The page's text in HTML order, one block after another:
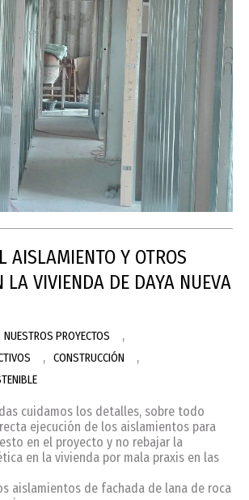
AISLAMIENTO Y OTROS
LA VIVIENDA DE DAYA NUEVA
NUESTROS PROYECTOS ,
, CONSTRUCCIÓN ,
cuidamos los detalles, sobre todo
ejecución de los aislamientos para
en el proyecto y no rebajar la
en la vivienda por mala praxis en las
aislamientos de fachada de lana de roca